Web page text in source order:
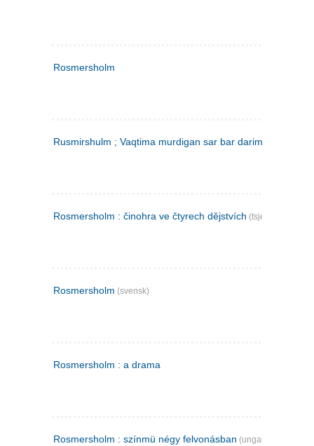
Rosmersholm
Rusmirshulm ; Vaqtima murdigan sar bar darim
Rosmersholm : činohra ve čtyrech dějstvích (tsjekkisk)
Rosmersholm (svensk)
Rosmersholm : a drama
Rosmersholm : színmü négy felvonásban (ungarsk)